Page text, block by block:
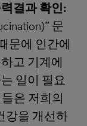
결과 확인:
문
문에 인간에
고 기계에
일이 필요
은 저희의
강을 개선하